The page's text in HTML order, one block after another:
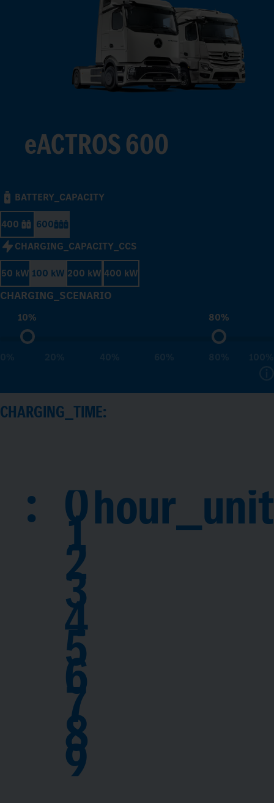
eACTROS 600
BATTERY_CAPACITY
400
600
CHARGING_CAPACITY_CCS
50 kW 100 kW 200 kW 400 kW
CHARGING_SCENARIO
10% 80%
CHARGING_TIME:
: 0
1
2
3
4
5
6
7
8
9
hour_unit